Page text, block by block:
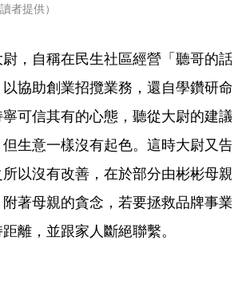
者提供）
，自稱在民生社區經營「聽哥的話
協助創業招攬業務，還自學鑽研命
可信其有的心態，聽從大尉的建議
生意一樣沒有起色。這時大尉又告
以沒有改善，在於部分由彬彬母親
著母親的貪念，若要拯救品牌事業
離，並跟家人斷絕聯繫。